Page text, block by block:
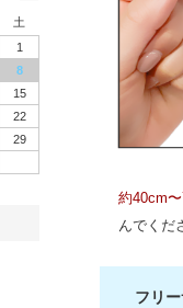
約40cm
んでくだ
フリ
土
1
8
15
22
29